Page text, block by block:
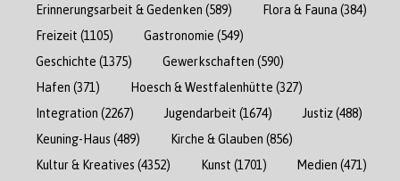
Erinnerungsarbeit & Gedenken (589) Flora & Fauna (384)
Freizeit (1105) Gastronomie (549)
Geschichte (1375) Gewerkschaften (590)
Hafen (371) Hoesch & Westfalenhütte (327)
Integration (2267) Jugendarbeit (1674) Justiz(488)
Keuning-Haus (489) Kirche & Glauben (856)
Kultur & Kreatives (4352) Kunst (1701) Medien (471)